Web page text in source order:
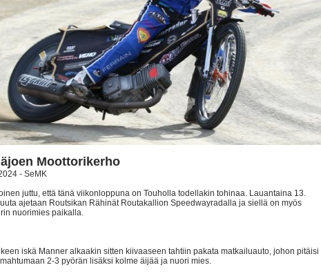
Moottorikerho
- SeMK
juttu, että tänä viikonloppuna on Touholla todellakin tohinaa. Lauantaina 13.
ajetaan Routsikan Rähinät Routakallion Speedwayradalla ja siellä on myös
nuorimies paikalla.
iskä Manner alkaakin sitten kiivaaseen tahtiin pakata matkailuauto, johon pitäisi
2-3 pyörän lisäksi kolme äijää ja nuori mies.